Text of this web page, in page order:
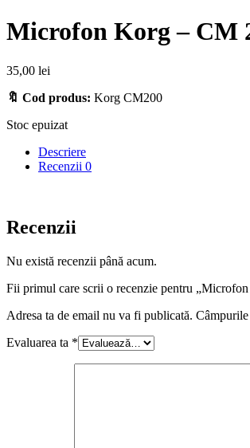
Microfon Korg – CM
35,00 lei
🔖 Cod produs: Korg CM200
Stoc epuizat
Descriere
Recenzii 0
Recenzii
Nu există recenzii până acum.
Fii primul care scrii o recenzie pentru
Adresa ta de email nu va fi publicată.
Evaluarea ta *